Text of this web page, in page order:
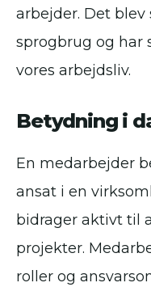
arbejder. Det
sprogbrug og har
vores arbejdsliv.
Betydning i
En medarbejder
ansat i en
bidrager aktivt til
projekter.
roller og